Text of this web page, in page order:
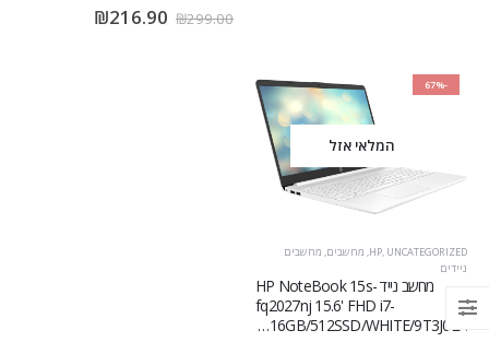
₪299.00
₪216.90
-67%
המלאי אזל
HP, UNCATEGORIZED
, מחשבים, מחשבים
ניידים
מחשב נייד HP NoteBook 15s-
fq2027nj 15.6' FHD i7-
1165G7/16GB/512SSD/WHITE/9T3J0EA